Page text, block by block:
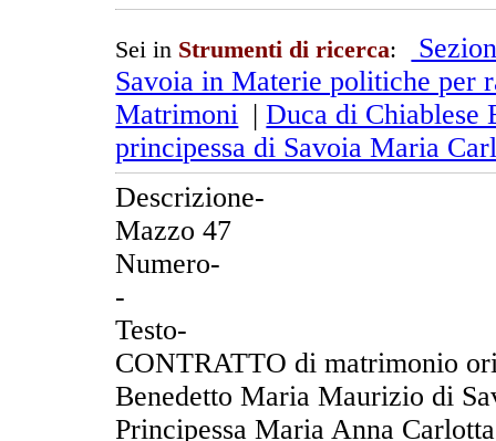
Sei in Strumenti di ricerca:
Savoia in Materie politiche per
Matrimoni |Duca di Chiablese
principessa di Savoia Maria
Descrizione-
Mazzo 47
Numero-
-
Testo-
CONTRATTO di matrimonio
Benedetto Maria Maurizio di
Principessa Maria Anna